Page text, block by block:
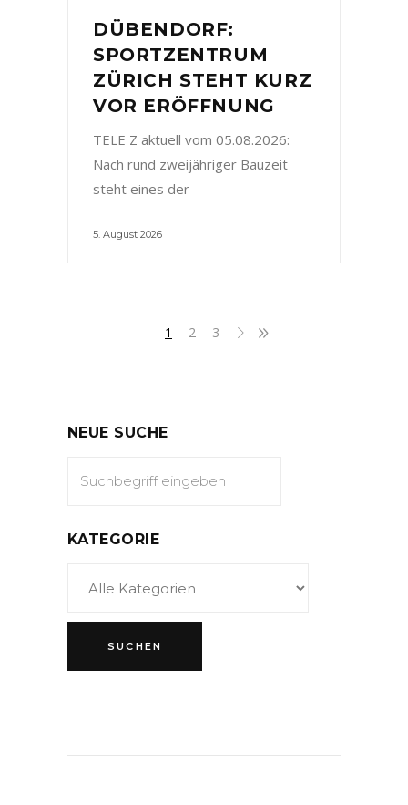
DÜBENDORF:
SPORTZENTRUM
ZÜRICH STEHT KURZ
VOR ERÖFFNUNG
TELE Z aktuell vom 05.08.2026:
Nach rund zweijähriger Bauzeit
steht eines der
5. August 2026
1 2 3
NEUE SUCHE
KATEGORIE